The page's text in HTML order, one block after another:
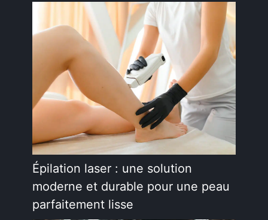
Épilation laser : une solution
moderne et durable pour une peau
parfaitement lisse